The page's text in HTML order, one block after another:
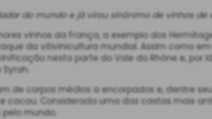
do mundo e já virou sinônimo de vinhos de
vinhos da França, a exemplo dos
da vitivinicultura mundial. Assim como
nesta parte do Vale do Rhône e, por
de corpos médios a encorpados e, dentre
Considerada uma das castas mais
mundo.